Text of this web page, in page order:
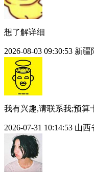
想了解详细
2026-08-03 09:30:53 新疆
我有兴趣,请联系我;预算
2026-07-31 10:14:53 山西